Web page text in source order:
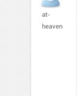
at-
heaven888